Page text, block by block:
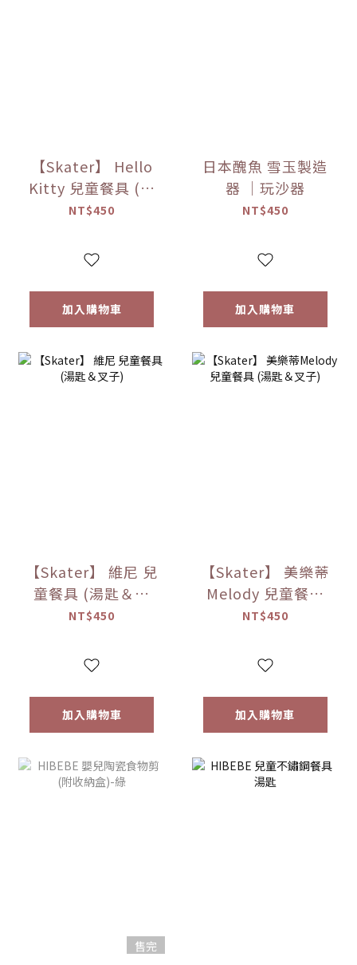
【Skater】 Hello
Kitty 兒童餐具 (湯
匙＆叉子)
NT$450
加入購物車
日本醜魚 雪玉製造
器 ｜玩沙器
NT$450
加入購物車
【Skater】 維尼 兒
童餐具 (湯匙＆叉
子)
NT$450
加入購物車
【Skater】 美樂蒂
Melody 兒童餐具
(湯匙＆叉子)
NT$450
加入購物車
售完